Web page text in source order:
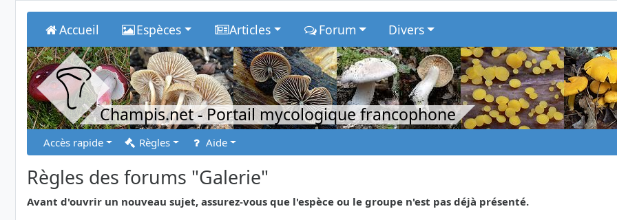
Accueil Espèces Articles Forum Divers
Champis.net- Portail mycologique francophone
Accès rapide Règles Aide
Règles des forums "Galerie"
Avant d'ouvrir un nouveau sujet, assurez-vous que l'espèce ou le groupe n'est pas déjà présenté.